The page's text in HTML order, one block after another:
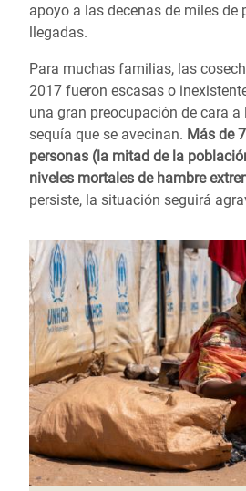
apoyo a las decenas de miles de
llegadas.
Para muchas familias, las
2017 fueron escasas o
una gran preocupación de cara
sequía que se avecinan. Más de
personas (la mitad de la
niveles mortales de hambre
persiste, la situación seguirá